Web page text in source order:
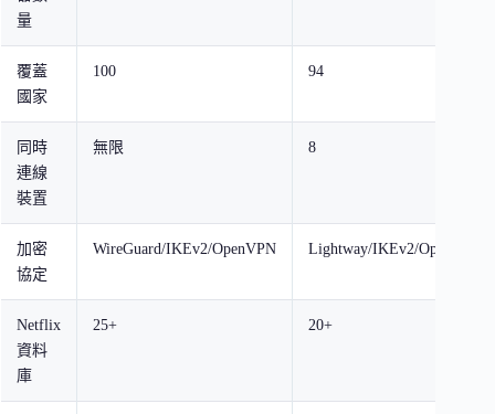
量
覆蓋
國家
100 94
同時
連線
裝置
無限 8
加密
協定
WireGuard/IKEv2/OpenVPN Lightway/IKEv2/OpenVPN
Netflix
資料
庫
25+ 20+